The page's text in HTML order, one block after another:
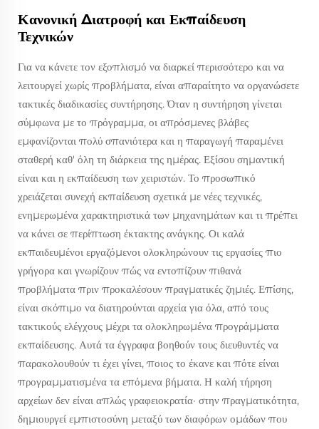
Κανονική Διατροφή και Εκπαίδευση
Τεχνικών
Για να κάνετε τον εξοπλισμό να διαρκεί περισσότερο και να
λειτουργεί χωρίς προβλήματα, είναι απαραίτητο να οργανώσετε
τακτικές διαδικασίες συντήρησης. Όταν η συντήρηση γίνεται
σύμφωνα με το πρόγραμμα, οι απρόσμενες βλάβες
εμφανίζονται πολύ σπανιότερα και η παραγωγή παραμένει
σταθερή καθ' όλη τη διάρκεια της ημέρας. Εξίσου σημαντική
είναι και η εκπαίδευση των χειριστών. Το προσωπικό
χρειάζεται συνεχή εκπαίδευση σχετικά με νέες τεχνικές,
ενημερωμένα χαρακτηριστικά των μηχανημάτων και τι πρέπει
να κάνει σε περίπτωση έκτακτης ανάγκης. Οι καλά
εκπαιδευμένοι εργαζόμενοι ολοκληρώνουν τις εργασίες πιο
γρήγορα και γνωρίζουν πώς να εντοπίζουν πιθανά
προβλήματα πριν προκαλέσουν πραγματικές ζημιές. Επίσης,
είναι σκόπιμο να διατηρούνται αρχεία για όλα, από τους
τακτικούς ελέγχους μέχρι τα ολοκληρωμένα προγράμματα
εκπαίδευσης. Αυτά τα έγγραφα βοηθούν τους διευθυντές να
παρακολουθούν τι έχει γίνει, ποιος το έκανε και πότε είναι
προγραμματισμένα τα επόμενα βήματα. Η καλή τήρηση
αρχείων δεν είναι απλώς γραφειοκρατία· στην πραγματικότητα,
δημιουργεί εμπιστοσύνη μεταξύ των διαφόρων ομάδων που